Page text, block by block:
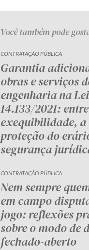
Você também pode
CONTRATAÇÃO PÚBLICA
Garantia
obras e serviços
engenharia na
14.133/2021:
exequibilidade, a
proteção do
segurança
CONTRATAÇÃO PÚBLICA
Nem sempre
em campo
jogo: reflexões
sobre o modo de
fechado-aberto